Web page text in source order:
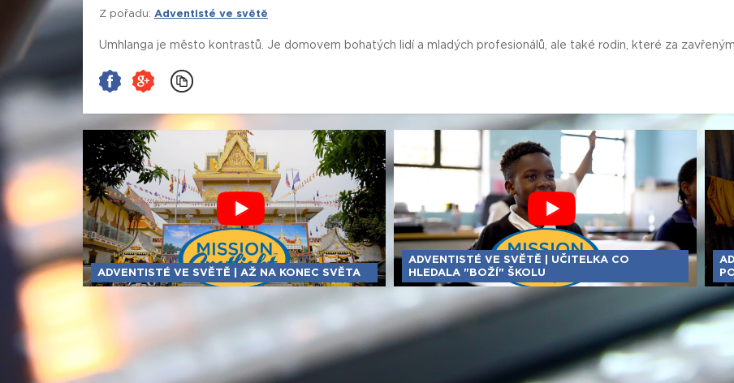
Z pořadu: Adventisté ve světě
Umhlanga je město kontrastů. Je domovem bohatých lidí a mladých profesionálů, ale také rodin, které za
ADVENTISTÉ VE SVĚTĚ | AŽ NA KONEC SVĚTA
ADVENTISTÉ VE SVĚTĚ | UČITELKA CO
HLEDALA "BOŽÍ" ŠKOLU